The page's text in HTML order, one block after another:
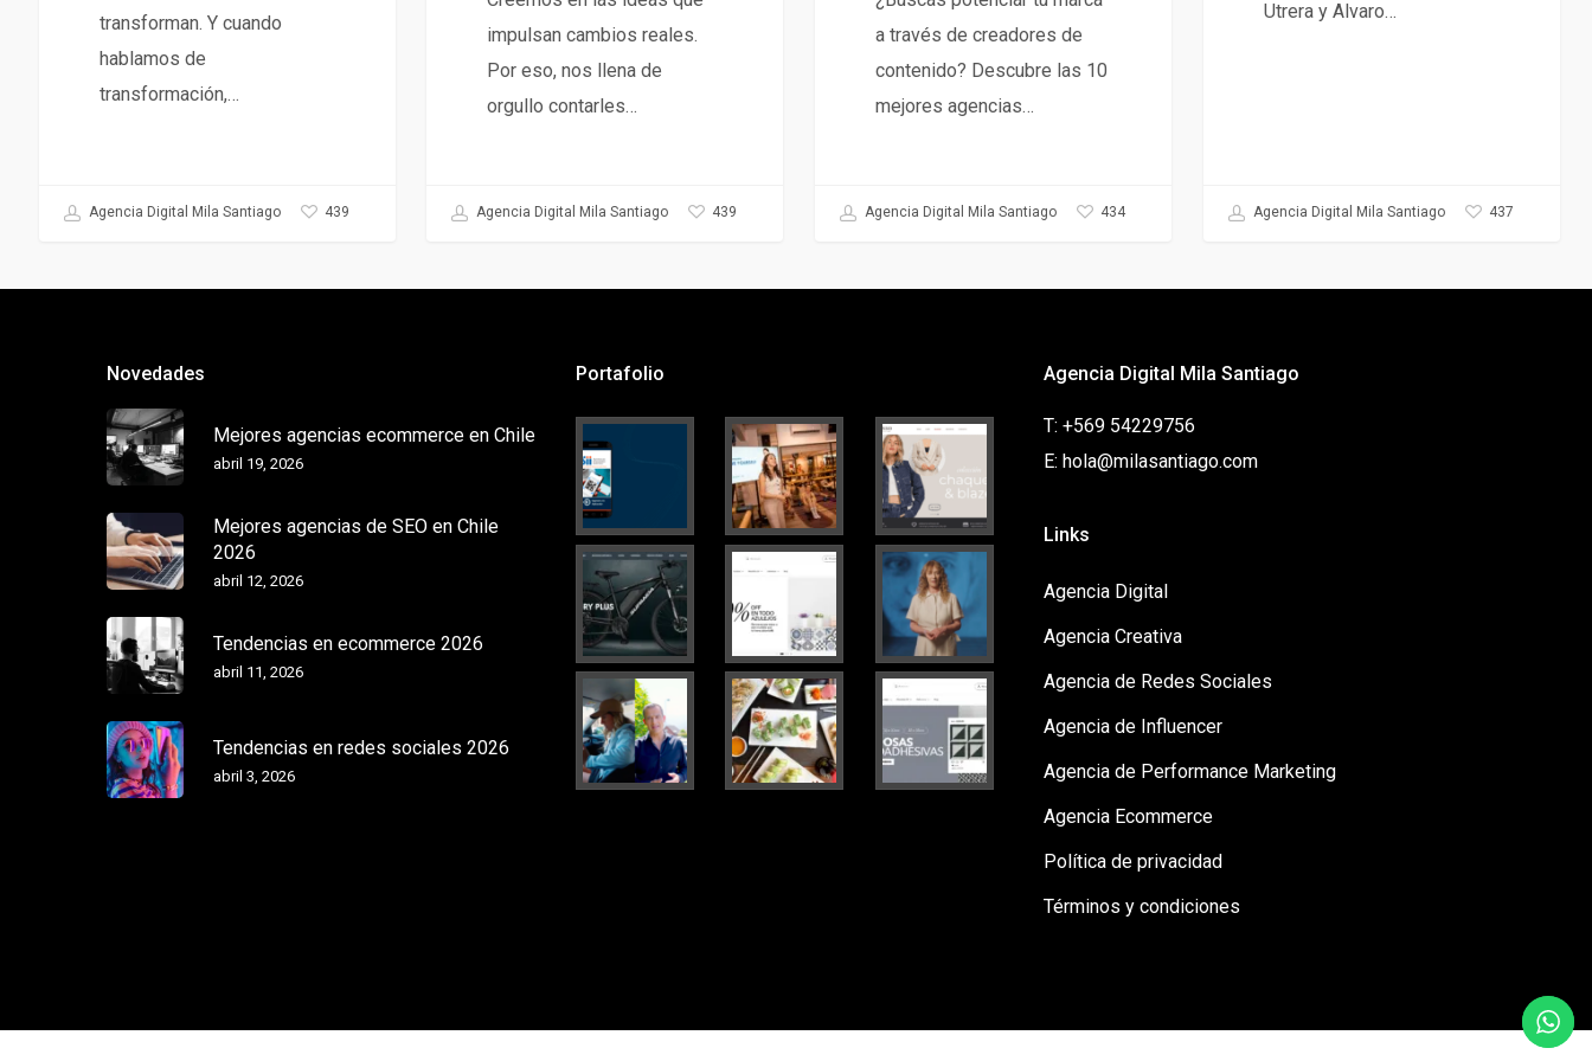
transforman. Y cuando
hablamos de
transformación,…
Agencia Digital Mila Santiago 439
impulsan cambios reales.
Por eso, nos llena de
orgullo contarles…
Agencia Digital Mila Santiago 439
a través de creadores de
contenido? Descubre las 10
mejores agencias…
Agencia Digital Mila Santiago 434
Utrera y Alvaro…
Agencia Digital Mila Santiago 437
Novedades
Mejores agencias ecommerce en Chile
abril 19, 2026
Mejores agencias de SEO en Chile
2026
abril 12, 2026
Tendencias en ecommerce 2026
abril 11, 2026
Tendencias en redes sociales 2026
abril 3, 2026
Portafolio Agencia Digital Mila Santiago
T: +569 54229756
E: hola@milasantiago.com
Links
Agencia Digital
Agencia Creativa
Agencia de Redes Sociales
Agencia de Influencer
Agencia de Performance Marketing
Agencia Ecommerce
Política de privacidad
Términos y condiciones